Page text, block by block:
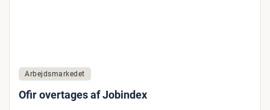
Arbejdsmarkedet
Ofir overtages af Jobindex